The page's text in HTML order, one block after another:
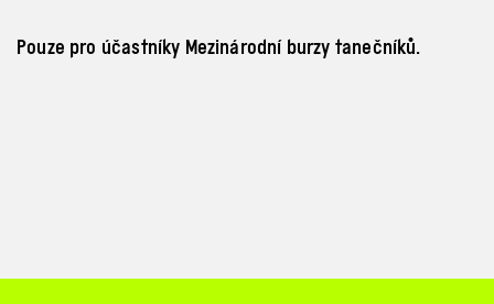
Pouze pro účastníky Mezinárodní burzy tanečníků.